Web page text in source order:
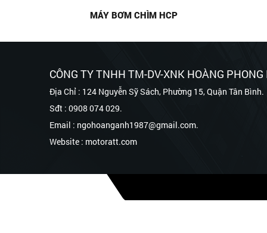
MÁY BƠM CHÌM HCP
CÔNG TY TNHH TM-DV-XNK HOÀNG
Địa Chỉ : 124 Nguyễn Sỹ Sách, Phường 15, Quận Tân Bình.
Sđt : 0908 074 029.
Email : ngohoanganh1987@gmail.com.
Website : motoratt.com